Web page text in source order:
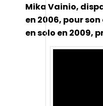
Mika Vainio,
en 2006, pour
en solo en 2009,